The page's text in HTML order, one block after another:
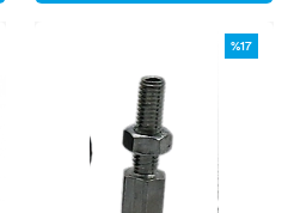
%17